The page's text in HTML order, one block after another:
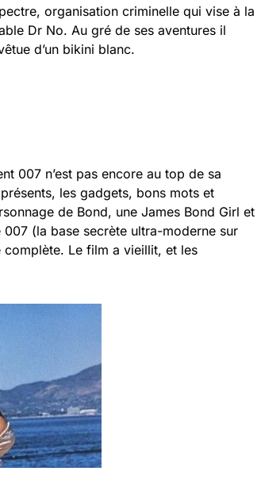
organisation criminelle qui vise à la
Dr No. Au gré de ses aventures il
d’un bikini blanc.
007 n’est pas encore au top de sa
les gadgets, bons mots et
de Bond, une James Bond Girl et
(la base secrète ultra-moderne sur
complète. Le film a vieillit, et les